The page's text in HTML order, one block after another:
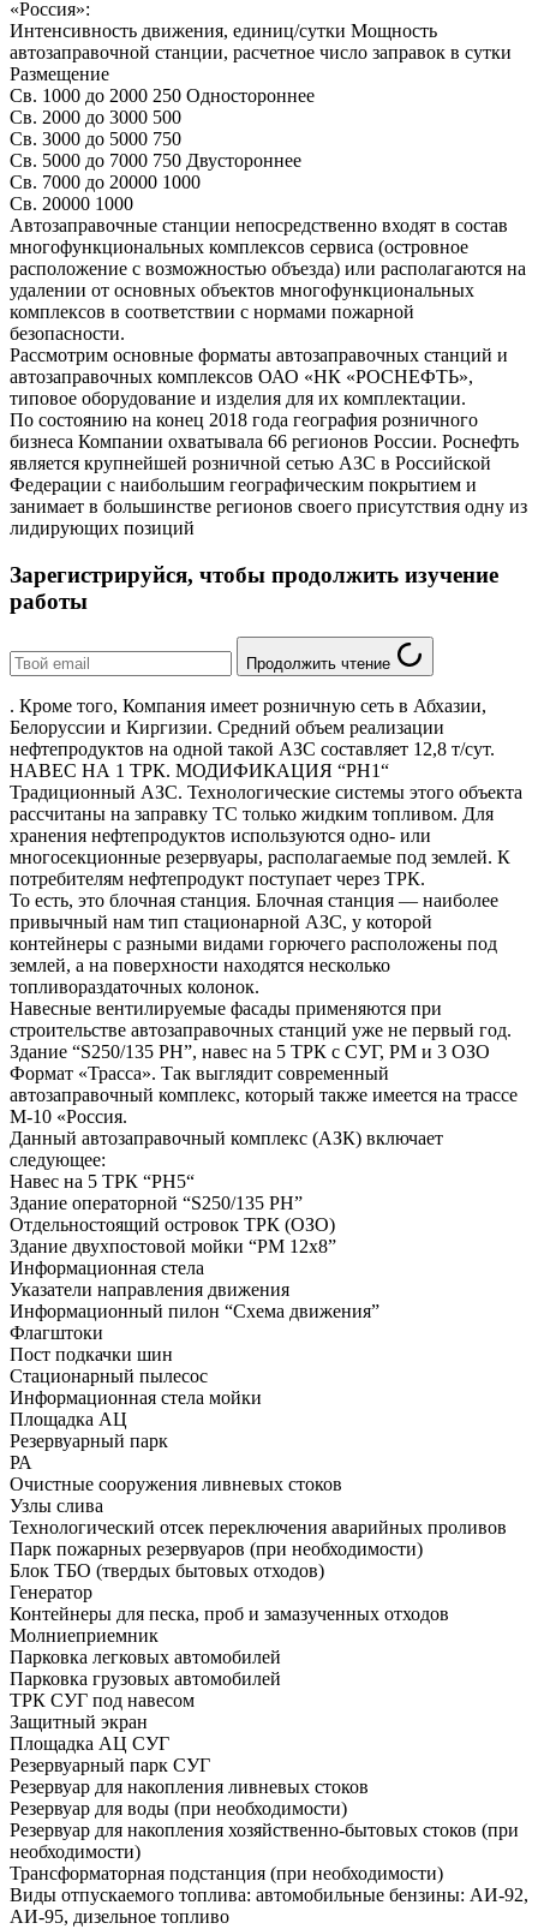
«Россия»:
Интенсивность движения, единиц/сутки Мощность
автозаправочной станции, расчетное число заправок в сутки
Размещение
Св. 1000 до 2000 250 Одностороннее
Св. 2000 до 3000 500
Св. 3000 до 5000 750
Св. 5000 до 7000 750 Двустороннее
Св. 7000 до 20000 1000
Св. 20000 1000
Автозаправочные станции непосредственно входят в состав
многофункциональных комплексов сервиса (островное
расположение с возможностью объезда) или располагаются на
удалении от основных объектов многофункциональных
комплексов в соответствии с нормами пожарной
безопасности.
Рассмотрим основные форматы автозаправочных станций и
автозаправочных комплексов ОАО «НК «РОСНЕФТЬ»,
типовое оборудование и изделия для их комплектации.
По состоянию на конец 2018 года география розничного
бизнеса Компании охватывала 66 регионов России. Роснефть
является крупнейшей розничной сетью АЗС в Российской
Федерации с наибольшим географическим покрытием и
занимает в большинстве регионов своего присутствия одну из
лидирующих позиций
Зарегистрируйся, чтобы продолжить изучение
работы
Продолжить чтение
. Кроме того, Компания имеет розничную сеть в Абхазии,
Белоруссии и Киргизии. Средний объем реализации
нефтепродуктов на одной такой АЗС составляет 12,8 т/сут.
НАВЕС НА 1 ТРК. МОДИФИКАЦИЯ “РН1“
Традиционный АЗС. Технологические системы этого объекта
рассчитаны на заправку ТС только жидким топливом. Для
хранения нефтепродуктов используются одно- или
многосекционные резервуары, располагаемые под землей. К
потребителям нефтепродукт поступает через ТРК.
То есть, это блочная станция. Блочная станция — наиболее
привычный нам тип стационарной АЗС, у которой
контейнеры с разными видами горючего расположены под
землей, а на поверхности находятся несколько
топливораздаточных колонок.
Навесные вентилируемые фасады применяются при
строительстве автозаправочных станций уже не первый год.
Здание “S250/135 РН”, навес на 5 ТРК c СУГ, РМ и 3 ОЗО
Формат «Трасса». Так выглядит современный
автозаправочный комплекс, который также имеется на трассе
М-10 «Россия.
Данный автозаправочный комплекс (АЗК) включает
следующее:
Навес на 5 ТРК “РН5“
Здание операторной “S250/135 РН”
Отдельностоящий островок ТРК (ОЗО)
Здание двухпостовой мойки “РМ 12х8”
Информационная стела
Указатели направления движения
Информационный пилон “Схема движения”
Флагштоки
Пост подкачки шин
Стационарный пылесос
Информационная стела мойки
Площадка АЦ
Резервуарный парк
РА
Очистные сооружения ливневых стоков
Узлы слива
Технологический отсек переключения аварийных проливов
Парк пожарных резервуаров (при необходимости)
Блок ТБО (твердых бытовых отходов)
Генератор
Контейнеры для песка, проб и замазученных отходов
Молниеприемник
Парковка легковых автомобилей
Парковка грузовых автомобилей
ТРК СУГ под навесом
Защитный экран
Площадка АЦ СУГ
Резервуарный парк СУГ
Резервуар для накопления ливневых стоков
Резервуар для воды (при необходимости)
Резервуар для накопления хозяйственно-бытовых стоков (при
необходимости)
Трансформаторная подстанция (при необходимости)
Виды отпускаемого топлива: автомобильные бензины: АИ-92,
АИ-95, дизельное топливо